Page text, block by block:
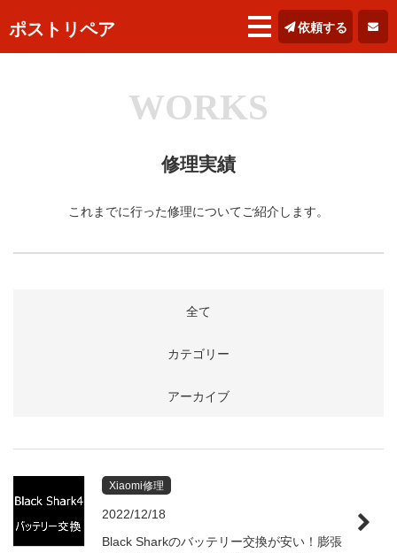
ポストリペア 依頼する
WORKS
修理実績
これまでに行った修理についてご紹介します。
全て
カテゴリー
アーカイブ
Xiaomi修理
2022/12/18
Black Sharkのバッテリー交換が安い！膨張